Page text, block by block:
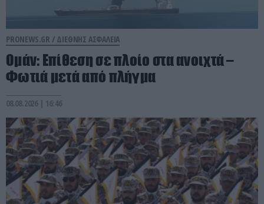
PRONEWS.GR / ΔΙΕΘΝΗΣ ΑΣΦΑΛΕΙΑ
Ομάν: Επίθεση σε πλοίο στα ανοιχτά –
Φωτιά μετά από πλήγμα
08.08.2026 | 16:46